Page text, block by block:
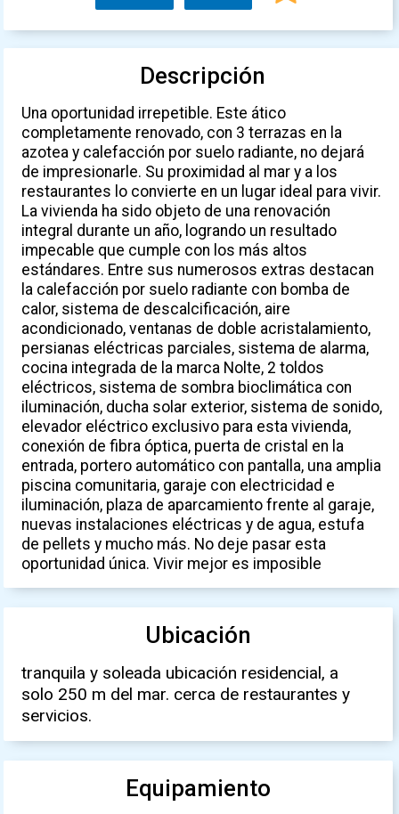
Descripción
Una oportunidad irrepetible. Este ático
completamente renovado, con 3 terrazas en la
azotea y calefacción por suelo radiante, no dejará
de impresionarle. Su proximidad al mar y a los
restaurantes lo convierte en un lugar ideal para vivir.
La vivienda ha sido objeto de una renovación
integral durante un año, logrando un resultado
impecable que cumple con los más altos
estándares. Entre sus numerosos extras destacan
la calefacción por suelo radiante con bomba de
calor, sistema de descalcificación, aire
acondicionado, ventanas de doble acristalamiento,
persianas eléctricas parciales, sistema de alarma,
cocina integrada de la marca Nolte, 2 toldos
eléctricos, sistema de sombra bioclimática con
iluminación, ducha solar exterior, sistema de sonido,
elevador eléctrico exclusivo para esta vivienda,
conexión de fibra óptica, puerta de cristal en la
entrada, portero automático con pantalla, una amplia
piscina comunitaria, garaje con electricidad e
iluminación, plaza de aparcamiento frente al garaje,
nuevas instalaciones eléctricas y de agua, estufa
de pellets y mucho más. No deje pasar esta
oportunidad única. Vivir mejor es imposible
Ubicación
tranquila y soleada ubicación residencial, a
solo 250 m del mar. cerca de restaurantes y
servicios.
Equipamiento